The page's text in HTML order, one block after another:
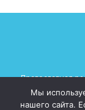
Православная
Кубанская
Мы
нашего сайта.